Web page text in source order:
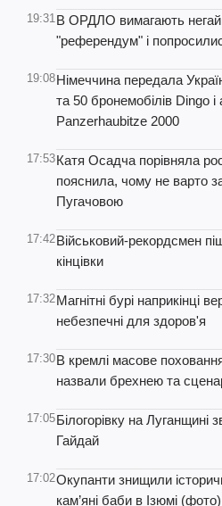
19:31В ОРДЛО вимагають
"референдум" і
19:08Німеччина передала
та 50 бронемобілів Dingo
Panzerhaubitze 2000
17:53Катя Осадча порівняла
пояснила, чому не варто
Пугачовою
17:42Військовий-рекордсмен
кінцівки
17:32Магнітні бурі наприкінці
небезпечні для здоров'я
17:30В кремлі масове
назвали брехнею та
17:05Білогорівку на Луганщині
Гайдай
17:02Окупанти знищили
кам’яні баби в Ізюмі (фото)